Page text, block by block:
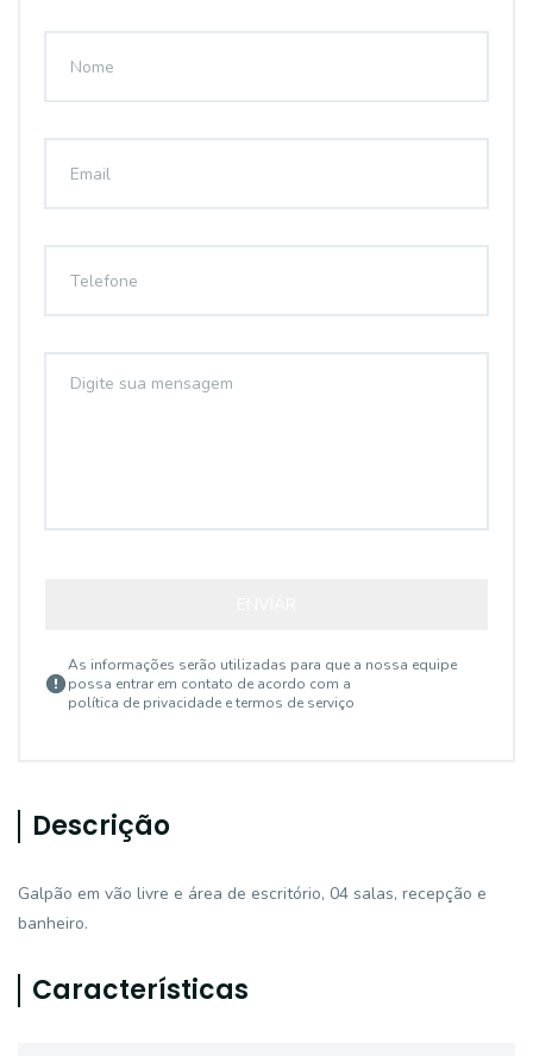
As informações serão utilizadas para que a nossa equipe
possa entrar em contato de acordo com a
política de privacidade e termos de serviço
Descrição
Galpão em vão livre e área de escritório, 04 salas, recepção e
banheiro.
Características